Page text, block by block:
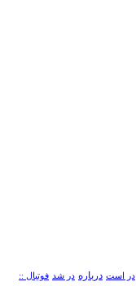
در است درباره در شد فوتبال ::